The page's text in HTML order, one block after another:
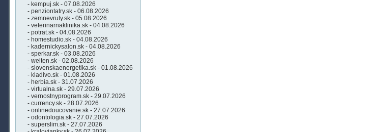
- kempuj.sk - 07.08.2026
- penziontatry.sk - 06.08.2026
- zemnevruty.sk - 05.08.2026
- veterinarnaklinika.sk - 04.08.2026
- potrat.sk - 04.08.2026
- homestudio.sk - 04.08.2026
- kadernickysalon.sk - 04.08.2026
- sperkar.sk - 03.08.2026
- welten.sk - 02.08.2026
- slovenskaenergetika.sk - 01.08.2026
- kladivo.sk - 01.08.2026
- herbia.sk - 31.07.2026
- virtualna.sk - 29.07.2026
- vernostnyprogram.sk - 29.07.2026
- currency.sk - 28.07.2026
- onlinedoucovanie.sk - 27.07.2026
- odontologia.sk - 27.07.2026
- superslim.sk - 27.07.2026